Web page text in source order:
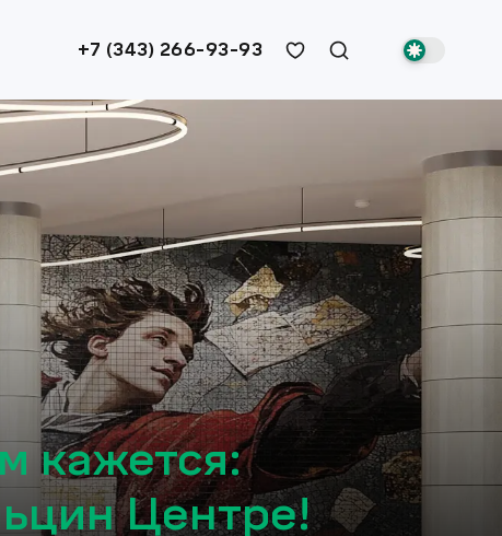
+7 (343) 266-93-93
кажется:
Центре!